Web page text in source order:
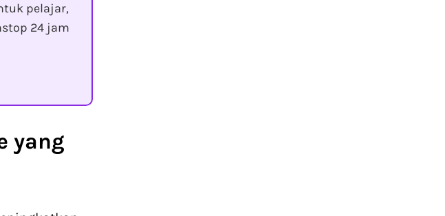
pelajar,
24 jam
yang